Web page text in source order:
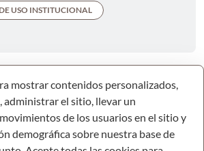
USO INSTITUCIONAL
mostrar contenidos personalizados,
administrar el sitio, llevar un
de los usuarios en el sitio y
demográfica sobre nuestra base de